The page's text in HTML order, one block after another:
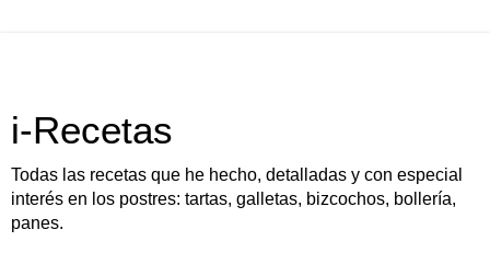
i-Recetas
Todas las recetas que he hecho, detalladas y con especial
interés en los postres: tartas, galletas, bizcochos, bollería,
panes.